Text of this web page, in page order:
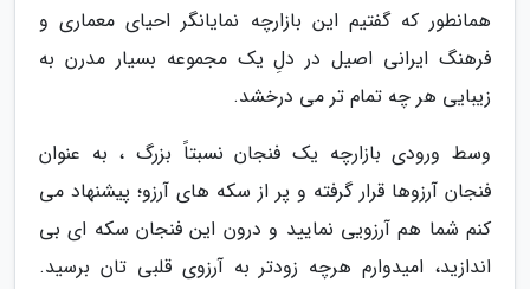
همانطور که گفتیم این بازارچه نمایانگر احیای معماری و
فرهنگ ایرانی اصیل در دلِ یک مجموعه بسیار مدرن به
زیبایی هر چه تمام تر می درخشد.
وسط ورودی بازارچه یک فنجان نسبتاً بزرگ ، به عنوان
فنجان آرزوها قرار گرفته و پر از سکه های آرزو؛ پیشنهاد می
کنم شما هم آرزویی نمایید و درون این فنجان سکه ای بی
اندازید، امیدوارم هرچه زودتر به آرزوی قلبی تان برسید.